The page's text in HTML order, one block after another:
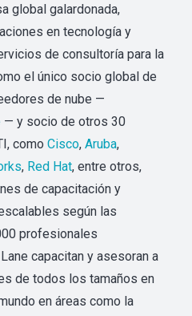
global galardonada,
en tecnología y
de consultoría para la
el único socio global de
de nube —
— y socio de otros 30
como Cisco, Aruba,
, Red Hat, entre otros,
de capacitación y
según las
profesionales
capacitan y asesoran a
de todos los tamaños en
en áreas como la